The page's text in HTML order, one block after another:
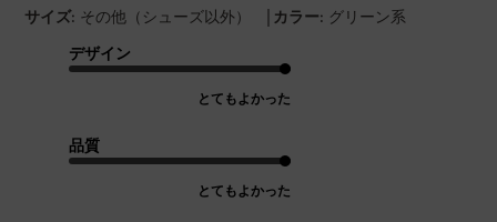
サイズ: その他（シューズ以外） | カラー: グリーン系
デザイン
とてもよかった
品質
とてもよかった